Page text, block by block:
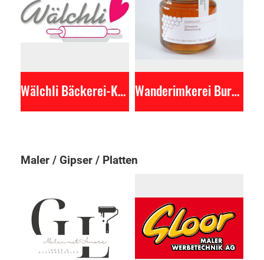
Wälchli Bäckerei-Konditorei-Confiserie GmbH Wanderimkerei Burkhard
Maler / Gipser / Platten